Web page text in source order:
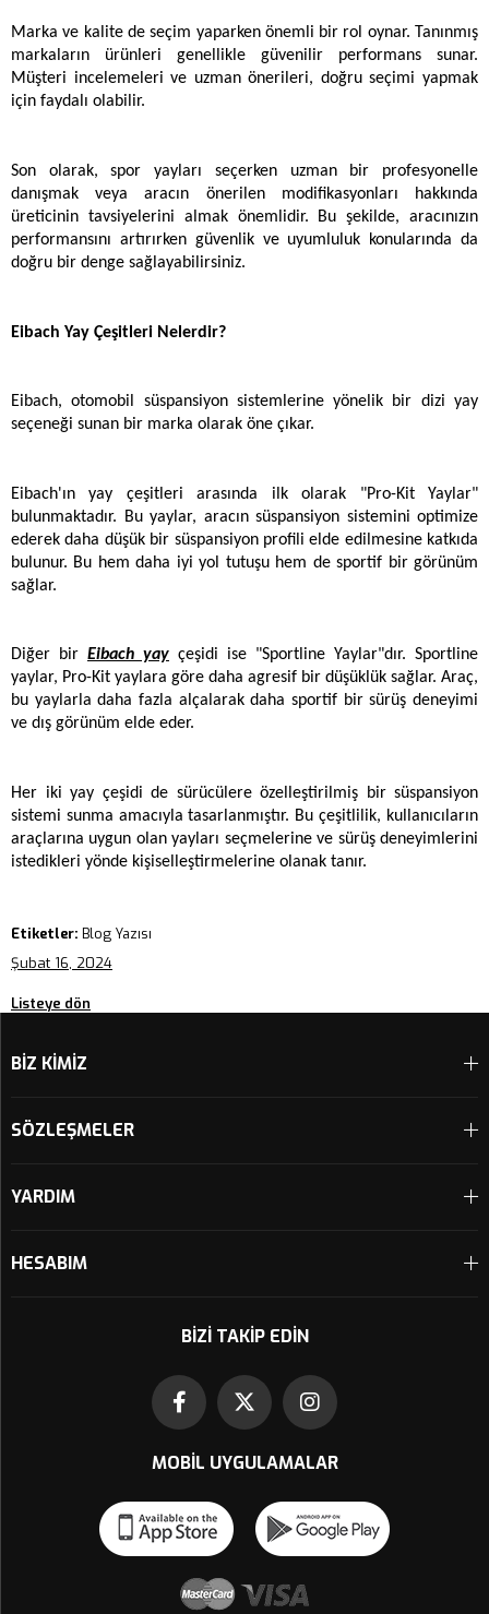
Marka ve kalite de seçim yaparken önemli bir rol oynar. Tanınmış
markaların ürünleri genellikle güvenilir performans sunar.
Müşteri incelemeleri ve uzman önerileri, doğru seçimi yapmak
için faydalı olabilir.
Son olarak, spor yayları seçerken uzman bir profesyonelle
danışmak veya aracın önerilen modifikasyonları hakkında
üreticinin tavsiyelerini almak önemlidir. Bu şekilde, aracınızın
performansını artırırken güvenlik ve uyumluluk konularında da
doğru bir denge sağlayabilirsiniz.
Eibach Yay Çeşitleri Nelerdir?
Eibach, otomobil süspansiyon sistemlerine yönelik bir dizi yay
seçeneği sunan bir marka olarak öne çıkar.
Eibach'ın yay çeşitleri arasında ilk olarak "Pro-Kit Yaylar"
bulunmaktadır. Bu yaylar, aracın süspansiyon sistemini optimize
ederek daha düşük bir süspansiyon profili elde edilmesine katkıda
bulunur. Bu hem daha iyi yol tutuşu hem de sportif bir görünüm
sağlar.
Diğer bir Eibach yay çeşidi ise "Sportline Yaylar"dır. Sportline
yaylar, Pro-Kit yaylara göre daha agresif bir düşüklük sağlar. Araç,
bu yaylarla daha fazla alçalarak daha sportif bir sürüş deneyimi
ve dış görünüm elde eder.
Her iki yay çeşidi de sürücülere özelleştirilmiş bir süspansiyon
sistemi sunma amacıyla tasarlanmıştır. Bu çeşitlilik, kullanıcıların
araçlarına uygun olan yayları seçmelerine ve sürüş deneyimlerini
istedikleri yönde kişiselleştirmelerine olanak tanır.
Etiketler: Blog Yazısı
Şubat 16, 2024
Listeye dön
BİZ KİMİZ
SÖZLEŞMELER
YARDIM
HESABIM
BIZI TAKIP EDIN
MOBIL UYGULAMALAR